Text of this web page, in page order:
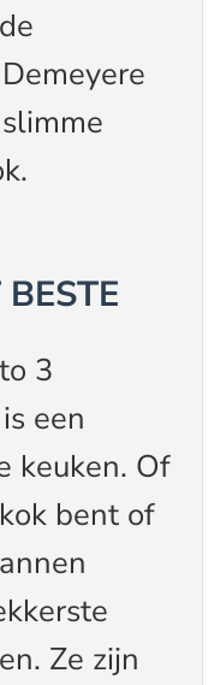
3
een
keuken. Of
bent of
Ze zijn